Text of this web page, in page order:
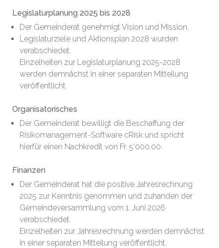
Legislaturplanung 2025 bis 2028
Der Gemeinderat genehmigt Vision und Mission.
Legislaturziele und Aktionsplan 2028 wurden
verabschiedet.
Einzelheiten zur Legislaturplanung 2025-2028
werden demnächst in einer separaten Mitteilung
veröffentlicht.
Organisatorisches
Der Gemeinderat bewilligt die Beschaffung der
Risikomanagement-Software cRisk und spricht
hierfür einen Nachkredit von Fr. 5'000.00.
Finanzen
Der Gemeinderat hat die positive Jahresrechnung
2025 zur Kenntnis genommen und zuhanden der
Gemeindeversammlung vom 1. Juni 2026
verabschiedet.
Einzelheiten zur Jahresrechnung werden demnächst
in einer separaten Mitteilung veröffentlicht.